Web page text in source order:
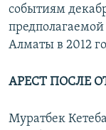
событиям
Алматы в 2012
АРЕСТ ПОСЛЕ
Муратбек